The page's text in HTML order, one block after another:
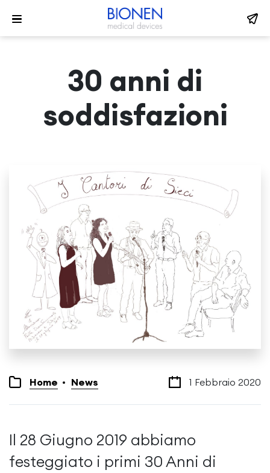
30 anni di
soddisfazioni
Home News 1 Febbraio 2020
Il 28 Giugno 2019 abbiamo
festeggiato i primi 30 Anni di